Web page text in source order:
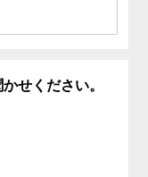
せください。